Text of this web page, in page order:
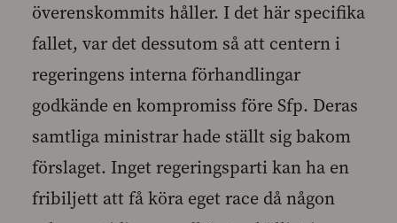
överenskommits håller. I det här specifika
fallet, var det dessutom så att centern i
regeringens interna förhandlingar
godkände en kompromiss före Sfp. Deras
samtliga ministrar hade ställt sig bakom
förslaget. Inget regeringsparti kan ha en
fribiljett att få köra eget race då någon